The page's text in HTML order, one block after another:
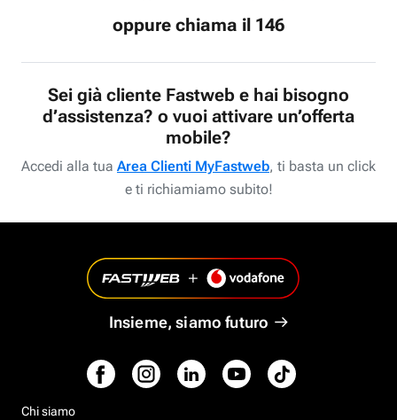
oppure chiama il 146
Sei già cliente Fastweb e hai bisogno
d’assistenza? o vuoi attivare un’offerta
mobile?
Accedi alla tua Area Clienti MyFastweb, ti basta un click
e ti richiamiamo subito!
Insieme, siamo futuro
Chi siamo